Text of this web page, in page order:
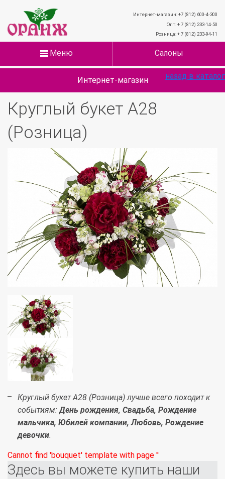
Интернет-магазин: +7 (812) 600-4-300
Опт: + 7 (812) 233-14-50
Розница: + 7 (812) 233-94-11
Меню Салоны
Интернет-магазин
Круглый букет А28
(Розница)
назад в каталог
Круглый букет А28 (Розница) лучше всего походит к
событиям:День рождения, Свадьба, Рождение
мальчика, Юбилей компании, Любовь, Рождение
девочки.
Cannot find 'bouquet' template with page ''
Здесь вы можете купить наши